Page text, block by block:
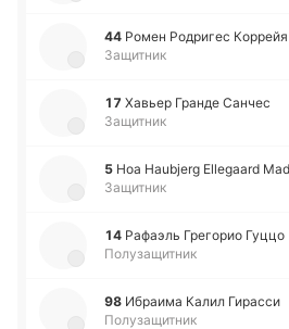
44 Ромен Ро­дри­гес Ко­ррейя
Защитник
17 Хавьер Гранде Санчес
Защитник
5 Ноа Haubjerg Ellegaard
Защитник
14 Ра­фаэль Гре­го­рио Гуццо
Полузащитник
98 Ибраи­ма Калил Ги­ра­сси
Полузащитник